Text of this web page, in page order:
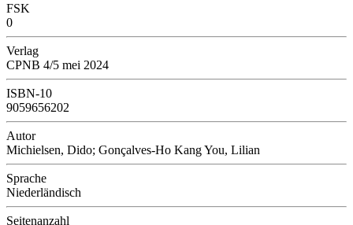
FSK
0
Verlag
CPNB 4/5 mei 2024
ISBN-10
9059656202
Autor
Michielsen, Dido; Gonçalves-Ho Kang You, Lilian
Sprache
Niederländisch
Seitenanzahl